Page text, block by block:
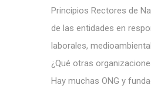
Principios Rectores de
de las entidades en
laborales,
¿Qué otras
Hay muchas ONG y